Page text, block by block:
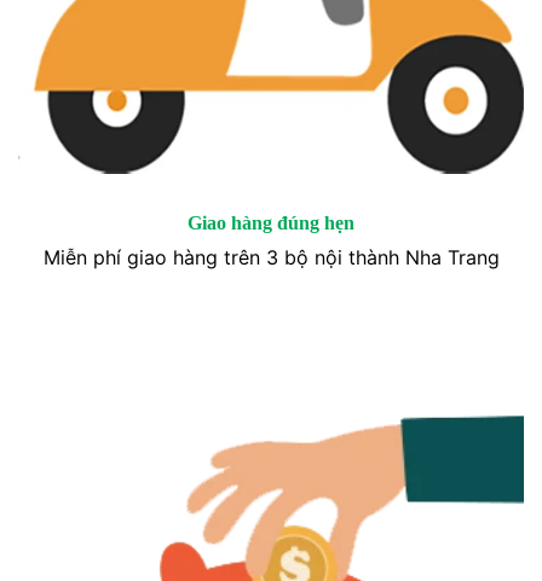
Giao hàng đúng hẹn
Miễn phí giao hàng trên 3 bộ nội thành Nha Trang